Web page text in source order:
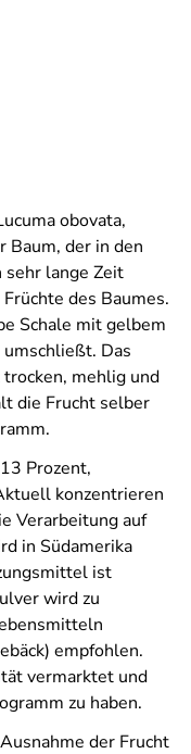
obovata,
Baum, der in den
sehr lange Zeit
des Baumes.
Schale mit gelbem
Das
mehlig und
die Frucht selber
Prozent,
konzentrieren
Verarbeitung auf
in Südamerika
ist
wird zu
empfohlen.
vermarktet und
zu haben.
der Frucht